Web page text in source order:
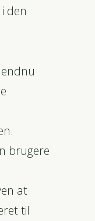
den
brugere
at
til